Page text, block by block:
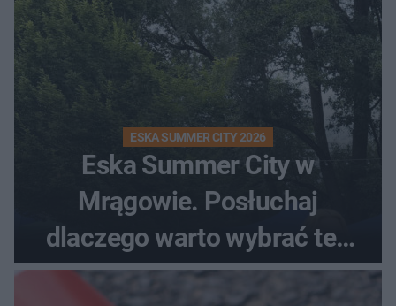
ESKA SUMMER CITY 2026
Eska Summer City w
Mrągowie. Posłuchaj
dlaczego warto wybrać ten
kierunek na urlop!